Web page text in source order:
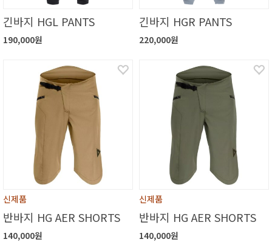
긴바지 HGL PANTS
190,000원
긴바지 HGR PANTS
220,000원
신제품
반바지 HG AER SHORTS
140,000원
신제품
반바지 HG AER SHORTS
140,000원